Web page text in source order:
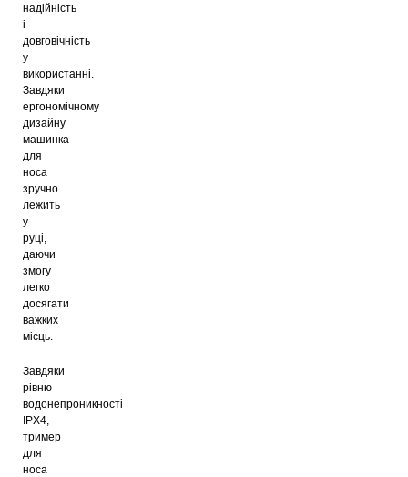
надійність
і
довговічність
у
використанні.
Завдяки
ергономічному
дизайну
машинка
для
носа
зручно
лежить
у
руці,
даючи
змогу
легко
досягати
важких
місць.
Завдяки
рівню
водонепроникності
IPX4,
тример
для
носа